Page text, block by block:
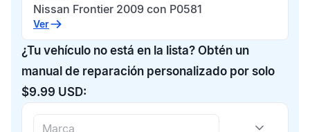
Nissan Frontier 2009 con P0581
Ver
¿Tu vehículo no está en la lista? Obtén un
manual de reparación personalizado por solo
$9.99 USD: